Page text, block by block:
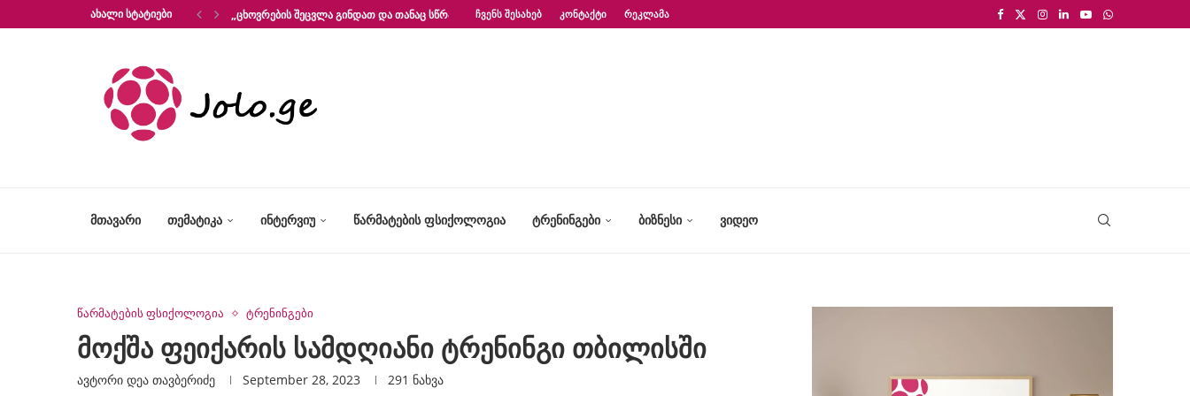
ᲐᲮᲐᲚᲘ ᲡᲢᲐᲢᲘᲔᲑᲘ „ᲪᲮᲝᲕᲠᲔᲑᲘᲡ ᲨᲔᲪᲕᲚᲐ ᲒᲘᲜᲓᲐᲗ ᲓᲐ ᲗᲐᲜᲐᲪ ᲡᲬᲠᲐᲤᲐᲓ?“ – ᲤᲡᲘᲥᲝᲚᲝᲒᲘᲡ...
ᲩᲕᲔᲜᲡ ᲨᲔᲡᲐᲮᲔᲑ ᲙᲝᲜᲢᲐᲥᲢᲘ ᲠᲔᲙᲚᲐᲛᲐ
ᲛᲗᲐᲕᲐᲠᲘ ᲗᲔᲛᲐᲢᲘᲙᲐ ᲘᲜᲢᲔᲠᲕᲘᲣ ᲬᲐᲠᲛᲐᲢᲔᲑᲘᲡ ᲤᲡᲘᲥᲝᲚᲝᲒᲘᲐ ᲢᲠᲔᲜᲘᲜᲒᲔᲑᲘ ᲑᲘᲖᲜᲔᲡᲘ ᲕᲘᲓᲔᲝ
წარმატების ფსიქოლოგია ტრენინგები
მოქშა ფეიქარის სამდღიანი ტრენინგი თბილისში
ავტორი Დეა Თავბერიძე September 28, 2023 291 ნახვა